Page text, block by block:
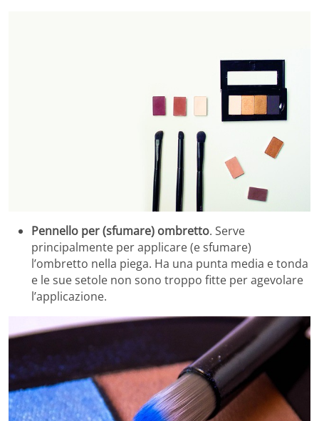
Pennello per (sfumare) ombretto. Serve
principalmente per applicare (e sfumare)
l’ombretto nella piega. Ha una punta media e tonda
e le sue setole non sono troppo fitte per agevolare
l’applicazione.